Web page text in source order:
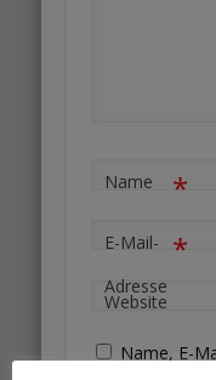
Name *
E-Mail-
Adresse
*
Website
Name, E-